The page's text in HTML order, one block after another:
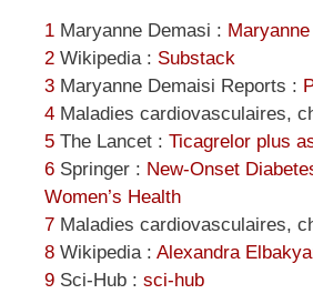
1 Maryanne Demasi :
2 Wikipedia : Substack
3 Maryanne Demaisi Reports :
4 Maladies cardiovasculaires,
5 The Lancet : Ticagrelor plus
6 Springer : New-Onset
Women’s Health
7 Maladies cardiovasculaires,
8 Wikipedia : Alexandra
9 Sci-Hub : sci-hub